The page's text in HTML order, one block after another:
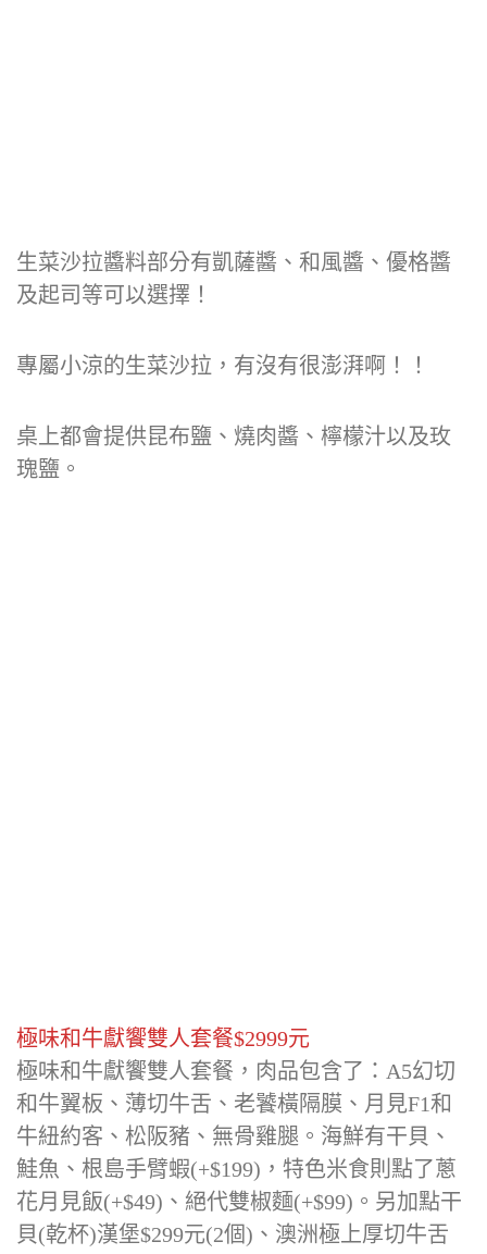
生菜沙拉醬料部分有凱薩醬、和風醬、優格醬
及起司等可以選擇！
專屬小涼的生菜沙拉，有沒有很澎湃啊！！
桌上都會提供昆布鹽、燒肉醬、檸檬汁以及玫
瑰鹽。
極味和牛獻饗雙人套餐$2999元
極味和牛獻饗雙人套餐，肉品包含了：A5幻切
和牛翼板、薄切牛舌、老饕橫隔膜、月見F1和
牛紐約客、松阪豬、無骨雞腿。海鮮有干貝、
鮭魚、根島手臂蝦(+$199)，特色米食則點了蔥
花月見飯(+$49)、絕代雙椒麵(+$99)。另加點干
貝(乾杯)漢堡$299元(2個)、澳洲極上厚切牛舌